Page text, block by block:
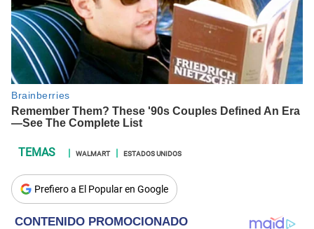
WALMART ESTADOS UNIDOS
Prefiero a El Popular en Google